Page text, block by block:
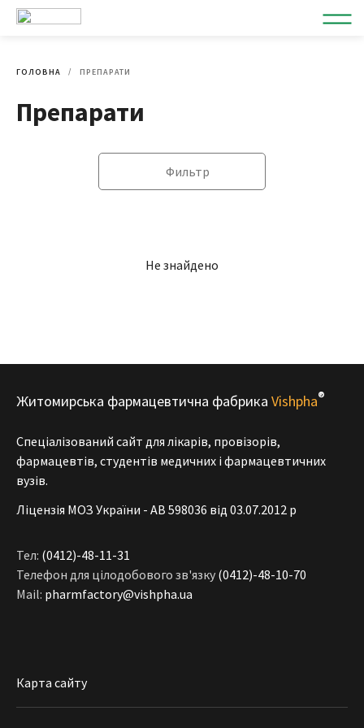
ГОЛОВНА ПРЕПАРАТИ
Препарати
Фильтр
Не знайдено
Житомирська фармацевтична фабрика Vishpha®
Спеціалізований сайт для лікарів, провізорів,
фармацевтів, студентів медичних і фармацевтичних
вузів.
Ліцензія МОЗ України - АВ 598036 від 03.07.2012 р
Тел: (0412)-48-11-31
Телефон для цілодобового зв'язку (0412)-48-10-70
Mail: pharmfactory@vishpha.ua
Карта сайту